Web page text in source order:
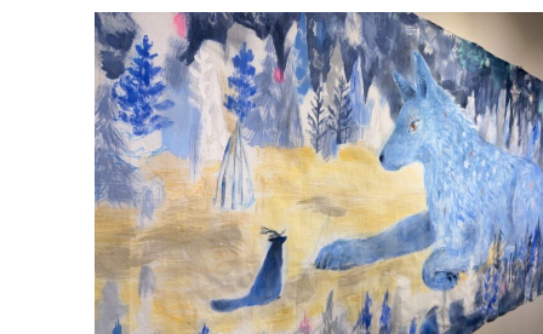
モ
ノ
マ
チ
2026
+
三
猫
倶
楽